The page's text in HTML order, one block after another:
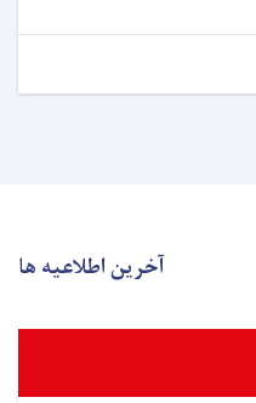
آخرین اطلاعیه ها